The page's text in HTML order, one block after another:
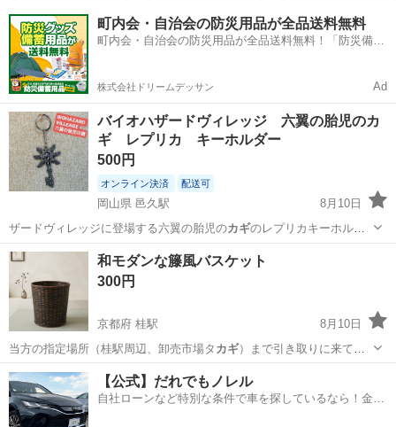
町内会・自治会の防災用品が全品送料無料
町内会・自治会の防災用品が全品送料無料！「防災備蓄
株式会社ドリームデッサン Ad
バイオハザードヴィレッジ 六翼の胎児のカ
ギ レプリカ キーホルダー
500円
オンライン決済 配送可
岡山県 邑久駅
8月10日
ザードヴィレッジに登場する六翼の胎児のカギのレプリカキーホルダ
ーです。 作りもし…
岡山 瀬戸内市 邑久駅 模型、プラモデル
和モダンな籐風バスケット
300円
京都府 桂駅
8月10日
当方の指定場所（桂駅周辺、卸売市場タ カギ）まで引き取りに来てい
ただける方でお願…
京都 京都市 桂駅 家庭用品
【公式】だれでもノレル
自社ローンなど特別な条件で車を探しているなら！金利